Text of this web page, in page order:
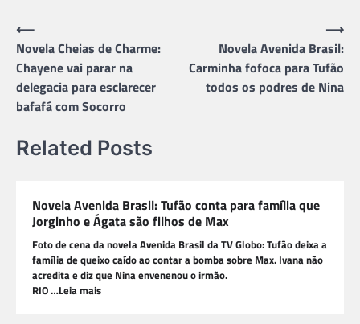
Navegação
de
Post
⟵
Novela Cheias de Charme:
Chayene vai parar na
delegacia para esclarecer
bafafá com Socorro
Novela Avenida Brasil:
Carminha fofoca para Tufão
todos os podres de Nina
⟶
Related Posts
Novela Avenida Brasil: Tufão conta para família que
Jorginho e Ágata são filhos de Max
Foto de cena da novela Avenida Brasil da TV Globo: Tufão deixa a
família de queixo caído ao contar a bomba sobre Max. Ivana não
acredita e diz que Nina envenenou o irmão.
RIO …Leia mais